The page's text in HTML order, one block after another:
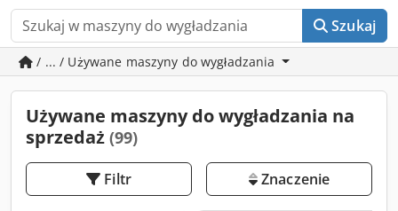
Szukaj
/ ... / Używane maszyny do wygładzania
Używane maszyny do wygładzania na
sprzedaż (99)
Filtr Znaczenie